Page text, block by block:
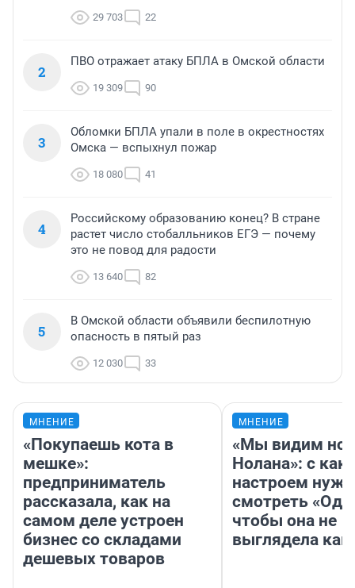
29 703 22
2
ПВО отражает атаку БПЛА в Омской области
19 309 90
3
Обломки БПЛА упали в поле в окрестностях
Омска — вспыхнул пожар
18 080 41
4
Российскому образованию конец? В стране
растет число стобалльников ЕГЭ — почему
это не повод для радости
13 640 82
5
В Омской области объявили беспилотную
опасность в пятый раз
12 030 33
МНЕНИЕ
«Покупаешь кота в
мешке»:
предприниматель
рассказала, как на
самом деле устроен
бизнес со складами
дешевых товаров
МНЕНИЕ
«Мы видим
Нолана»: с
настроем
смотреть
чтобы она не
выглядела как